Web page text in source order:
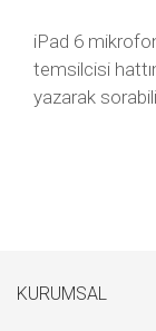
iPad 6
temsilcisi
yazarak
KURUMSAL